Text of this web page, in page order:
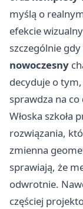
myślą o
efekcie
szczególnie
nowoczesny
decyduje o
sprawdza na co
Włoska szkoła
rozwiązania,
zmienna
sprawiają, że
odwrotnie.
częściej